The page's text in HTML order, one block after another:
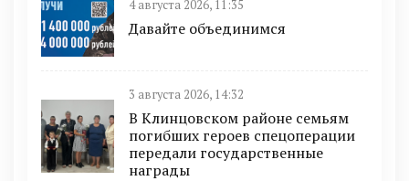
4 августа 2026, 11:35
Давайте объединимся
3 августа 2026, 14:32
В Клинцовском районе семьям
погибших героев спецоперации
передали государственные
награды